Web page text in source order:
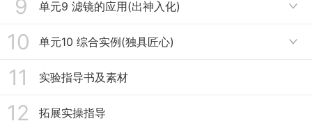
作业
公告
作业
教学内容
作业
9 单元9 滤镜的应用(出神入化) 
教学内容
作业
10 单元10 综合实例(独具匠心) 
教学内容
11 实验指导书及素材
12 拓展实操指导